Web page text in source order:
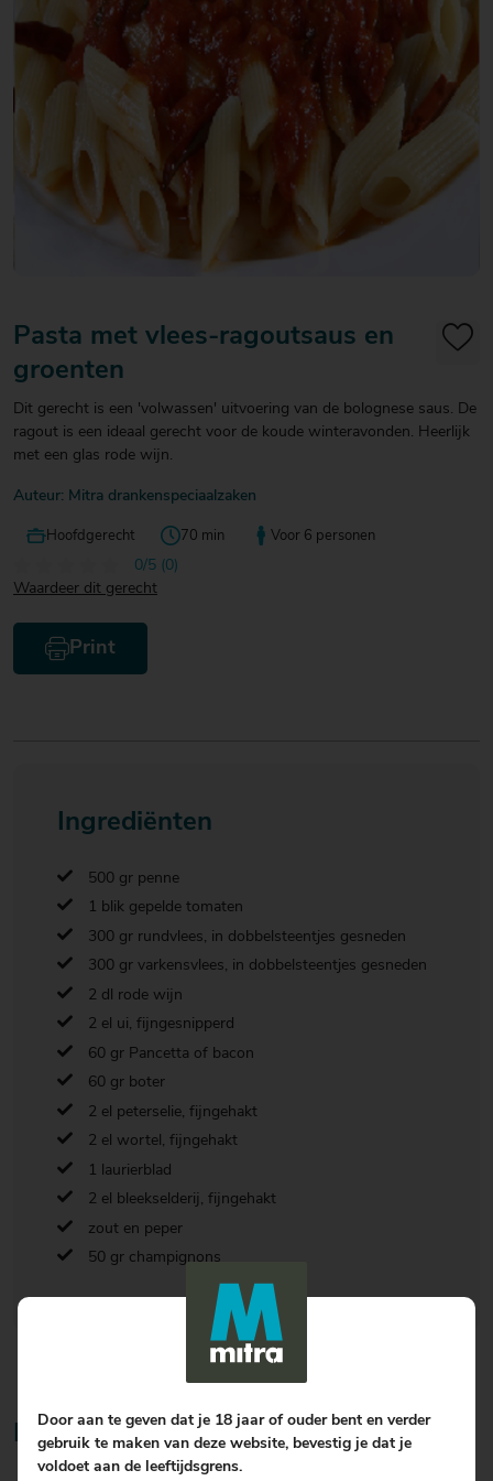
Over Mitra
Actiefolder
Voordelen Mitra Member
Klantenservice
20
€ 20
- €
25
€ 25
30
20
€ 20
- €
25
20
€ 20
Pasta met vlees-ragoutsaus en
groenten
Dit gerecht is een 'volwassen' uitvoering van de bolognese saus. De
ragout is een ideaal gerecht voor de koude winteravonden. Heerlijk
met een glas rode wijn.
Auteur: Mitra drankenspeciaalzaken
Hoofdgerecht 70 min Voor 6 personen
0/5 (0)
Waardeer dit gerecht
Print
Ingrediënten
500 gr penne
1 blik gepelde tomaten
300 gr rundvlees, in dobbelsteentjes gesneden
300 gr varkensvlees, in dobbelsteentjes gesneden
2 dl rode wijn
2 el ui, fijngesnipperd
60 gr Pancetta of bacon
60 gr boter
2 el peterselie, fijngehakt
2 el wortel, fijngehakt
1 laurierblad
2 el bleekselderij, fijngehakt
zout en peper
50 gr champignons
Bereiding
Door aan te geven dat je 18 jaar of ouder bent en verder
gebruik te maken van deze website, bevestig je dat je
voldoet aan de leeftijdsgrens.